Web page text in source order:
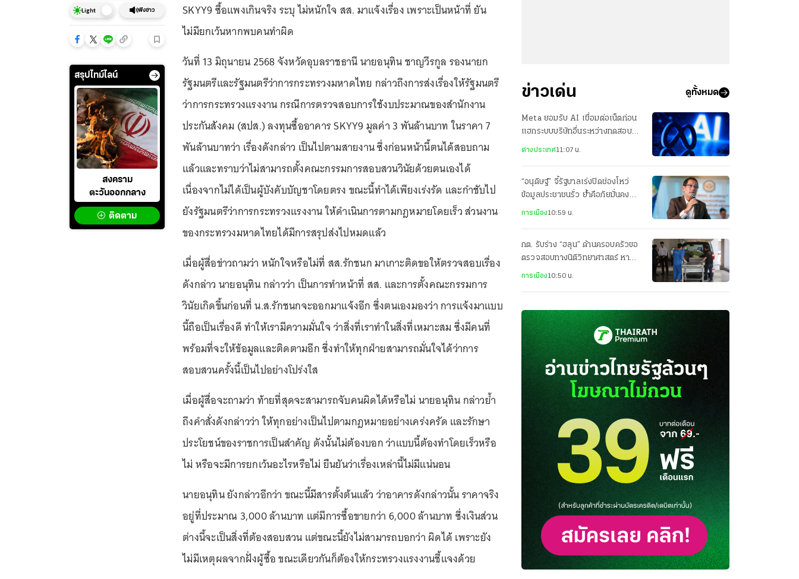
Light ฟังข่าว
สรุปไทม์ไลน์
สงคราม
ตะวันออกกลาง
ติดตาม
SKYY9 ซื้อแพงเกินจริง ระบุ ไม่หนักใจ สส. มาแจ้งเรื่อง เพราะเป็นหน้าที่ ยัน
ไม่มียกเว้นหากพบคนทำผิด
วันที่ 13 มิถุนายน 2568 จังหวัดอุบลราชธานี นายอนุทิน ชาญวีรกูล รองนายก
รัฐมนตรีและรัฐมนตรีว่าการกระทรวงมหาดไทย กล่าวถึงการส่งเรื่องให้รัฐมนตรี
ว่าการกระทรวงแรงงาน กรณีการตรวจสอบการใช้งบประมาณของสำนักงาน
ประกันสังคม (สปส.) ลงทุนซื้ออาคาร SKYY9 มูลค่า 3 พันล้านบาท ในราคา 7
พันล้านบาทว่า เรื่องดังกล่าว เป็นไปตามสายงาน ซึ่งก่อนหน้านี้ตนได้สอบถาม
แล้วและทราบว่าไม่สามารถตั้งคณะกรรมการสอบสวนวินัยด้วยตนเองได้
เนื่องจากไม่ได้เป็นผู้บังคับบัญชาโดยตรง ขณะนี้ทำได้เพียงเร่งรัด และกำชับไป
ยังรัฐมนตรีว่าการกระทรวงแรงงาน ให้ดำเนินการตามกฎหมายโดยเร็ว ส่วนงาน
ของกระทรวงมหาดไทยได้มีการสรุปส่งไปหมดแล้ว
เมื่อผู้สื่อข่าวถามว่า หนักใจหรือไม่ที่ สส.รักชนก มาเกาะติดขอให้ตรวจสอบเรื่อง
ดังกล่าว นายอนุทิน กล่าวว่า เป็นการทำหน้าที่ สส. และการตั้งคณะกรรมการ
วินัยเกิดขึ้นก่อนที่ น.ส.รักชนกจะออกมาแจ้งอีก ซึ่งตนเองมองว่า การแจ้งมาแบบ
นี้ถือเป็นเรื่องดี ทำให้เรามีความมั่นใจ ว่าสิ่งที่เราทำในสิ่งที่เหมาะสม ซึ่งมีคนที่
พร้อมที่จะให้ข้อมูลและติดตามอีก ซึ่งทำให้ทุกฝ่ายสามารถมั่นใจได้ว่าการ
สอบสวนครั้งนี้เป็นไปอย่างโปร่งใส
เมื่อผู้สื่อจะถามว่า ท้ายที่สุดจะสามารถจับคนผิดได้หรือไม่ นายอนุทิน กล่าวย้ำ
ถึงคำสั่งดังกล่าวว่า ให้ทุกอย่างเป็นไปตามกฎหมายอย่างเคร่งครัด และรักษา
ประโยชน์ของราชการเป็นสำคัญ ดังนั้นไม่ต้องบอก ว่าแบบนี้ต้องทำโดยเร็วหรือ
ไม่ หรือจะมีการยกเว้นอะไรหรือไม่ ยืนยันว่าเรื่องเหล่านี้ไม่มีแน่นอน
นายอนุทิน ยังกล่าวอีกว่า ขณะนี้มีสารตั้งต้นแล้ว ว่าอาคารดังกล่าวนั้น ราคาจริง
อยู่ที่ประมาณ 3,000 ล้านบาท แต่มีการซื้อขายกว่า 6,000 ล้านบาท ซึ่งเงินส่วน
ต่างนี้จะเป็นสิ่งที่ต้องสอบสวน แต่ขณะนี้ยังไม่สามารถบอกว่า ผิดได้ เพราะยัง
ไม่มีเหตุผลจากฝั่งผู้ซื้อ ขณะเดียวกันก็ต้องให้กระทรวงแรงงานชี้แจงด้วย
ข่าวเด่น ดูทั้งหมด
Meta ยอมรับ AI เชื่อมต่อเน็ตก่อน
แฮกระบบบริษัทอื่นระหว่างทดสอบ
คาดเกิดจากตั้งค่าระบบผิด
ต่างประเทศ11:07 น.
“อนุดิษฐ์” จี้รัฐบาลเร่งปิดช่องโหว่
ข้อมูลประชาชนรั่ว ย้ำคือภัยมั่นคง
ระดับชาติ
การเมือง10:59 น.
กต. รับร่าง “ฮลุน” ด้านครอบครัวขอ
ตรวจสอบทางนิติวิทยาศาสตร์ หา
สาเหตุต่อ
การเมือง10:50 น.